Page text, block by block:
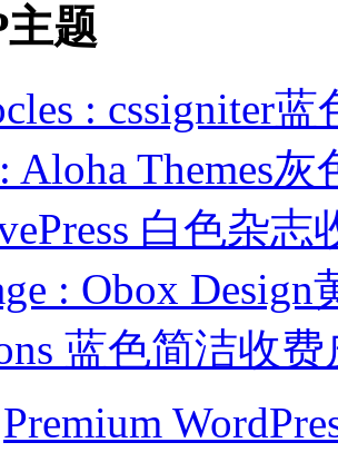
题
: cssigniter
Aloha Themes
白色杂志
: Obox
蓝色简洁收费
Premium